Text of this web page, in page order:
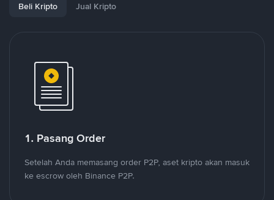
Beli Kripto Jual Kripto
1. Pasang Order
Setelah Anda memasang order P2P, aset kripto akan masuk
ke escrow oleh Binance P2P.